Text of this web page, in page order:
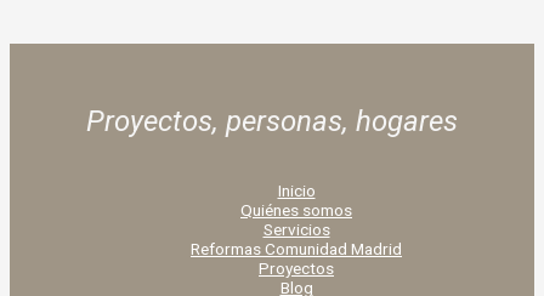
Proyectos, personas, hogares
Inicio
Quiénes somos
Servicios
Reformas Comunidad Madrid
Proyectos
Blog